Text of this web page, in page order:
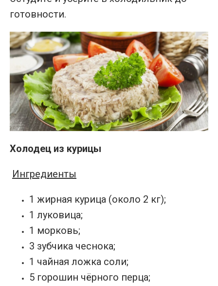
готовности.
Холодец из курицы
Ингредиенты
1 жирная курица (около 2 кг);
1 луковица;
1 морковь;
3 зубчика чеснока;
1 чайная ложка соли;
5 горошин чёрного перца;